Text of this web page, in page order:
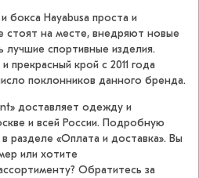
Hayabusa проста и
стоят на месте, внедряют новые
лучшие спортивные изделия.
прекрасный крой с 2011 года
поклонников данного бренда.
доставляет одежду и
и всей России. Подробную
«Оплата и доставка». Вы
или хотите
Обратитесь за